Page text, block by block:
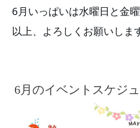
6月いっぱいは水曜日と金
以上、よろしくお願いしま
6月のイベントスケジ